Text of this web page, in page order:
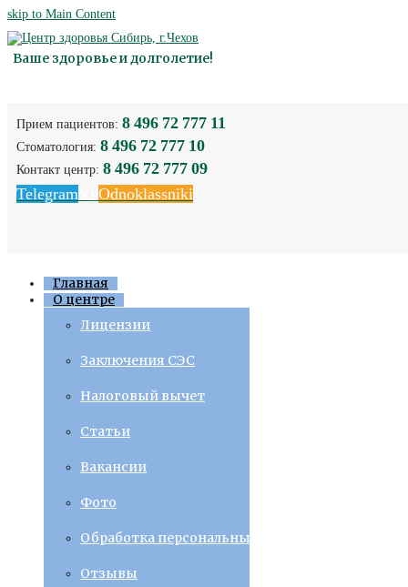
skip to Main Content
Ваше здоровье и долголетие!
Прием пациентов: 8 496 72 777 11
Стоматология: 8 496 72 777 10
Контакт центр: 8 496 72 777 09
Telegram
Odnoklassniki
Главная
О центре
Лицензии
Заключения СЭС
Налоговый вычет
Статьи
Вакансии
Фото
Обработка персональных данных
Отзывы